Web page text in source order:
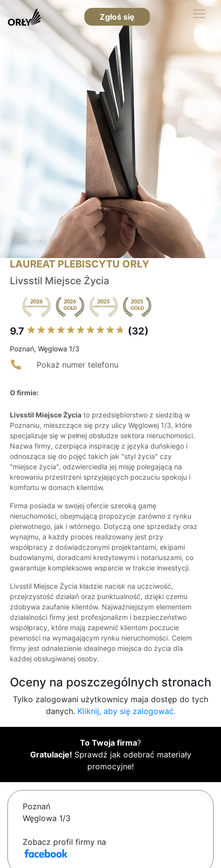
Zgłoś się
LAUREAT PLEBISCYTU ORŁY
Livsstil Miejsce Życia
9.7 (32)
Poznań, Węglowa 1/3
Pokaż numer telefonu
O firmie:
Livsstil Miejsce Życia to przedsiębiorstwo z siedzibą w
Poznaniu, mieszczące się przy ulicy Węglowej 1/3, które
specjalizuje się w pełnej obsłudze sektora nieruchomości.
Nazwa firmy, czerpiąca inspirację z języka duńskiego i
odnosząca się do pojęć takich jak "styl życia" czy
"miejsce życia", odzwierciedla jej misję polegającą na
kreowaniu przestrzeni sprzyjających poczuciu spokoju i
komfortu w domach klientów.
Firma posiada w swojej ofercie szeroką gamę
nieruchomości, obejmującą propozycje zarówno z rynku
pierwotnego, jak i wtórnego. Dotyczą one sprzedaży oraz
wynajmu, a każdy proces realizowany jest przy
współpracy z doświadczonymi projektantami, ekipami
budowlanymi, doradcami kredytowymi i notariuszami, co
gwarantuje kompleksowe wsparcie w trakcie inwestycji.
Livsstil Miejsce Życia kładzie nacisk na uczciwość,
przejrzystość działań oraz punktualność, dzięki czemu
zdobywa zaufanie klientów. Najważniejszym elementem
działalności firmy jest profesjonalizm i bezpieczeństwo
współpracy, które mają zapewnić klientom poczucie
pewności na wymagającym rynku nieruchomości. Celem
firmy jest odnalezienie idealnego miejsca do życia dla
każdej obsługiwanej osoby.
Oceny na poszczególnych stronach
Tylko zalogowani użytkownicy maja dostęp do tych
danych. Kliknij, aby się zalogować.
To Twoja firma?
Gratulacje! Sprawdź jak odebrać materiały
promocyjne!
Poznań
Węglowa 1/3
Zobacz profil firmy na